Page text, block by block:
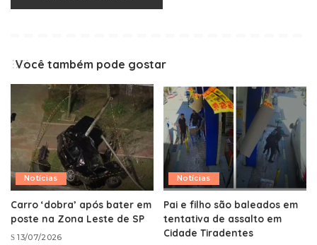
Você também pode gostar
Notícias
Carro ‘dobra’ após bater em
poste na Zona Leste de SP
13/07/2026
Notícias
Pai e filho são baleados em
tentativa de assalto em
Cidade Tiradentes